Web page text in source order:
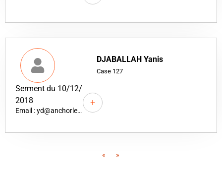
DJABALLAH Yanis
Case 127
Serment du 10/12/
2018
Email : yd@anchorlegal.fr
+
« »